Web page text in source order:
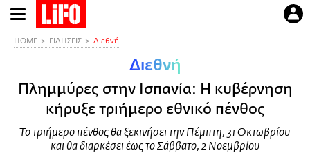
Παράκαμψη
προς
HOME ΕΙΔΗΣΕΙΣ Διεθνή
Διεθνή
Πλημμύρες στην Ισπανία: Η κυβέρνηση
κήρυξε τριήμερο εθνικό πένθος
Το τριήμερο πένθος θα ξεκινήσει την Πέμπτη, 31 Οκτωβρίου
και θα διαρκέσει έως το Σάββατο, 2 Νοεμβρίου